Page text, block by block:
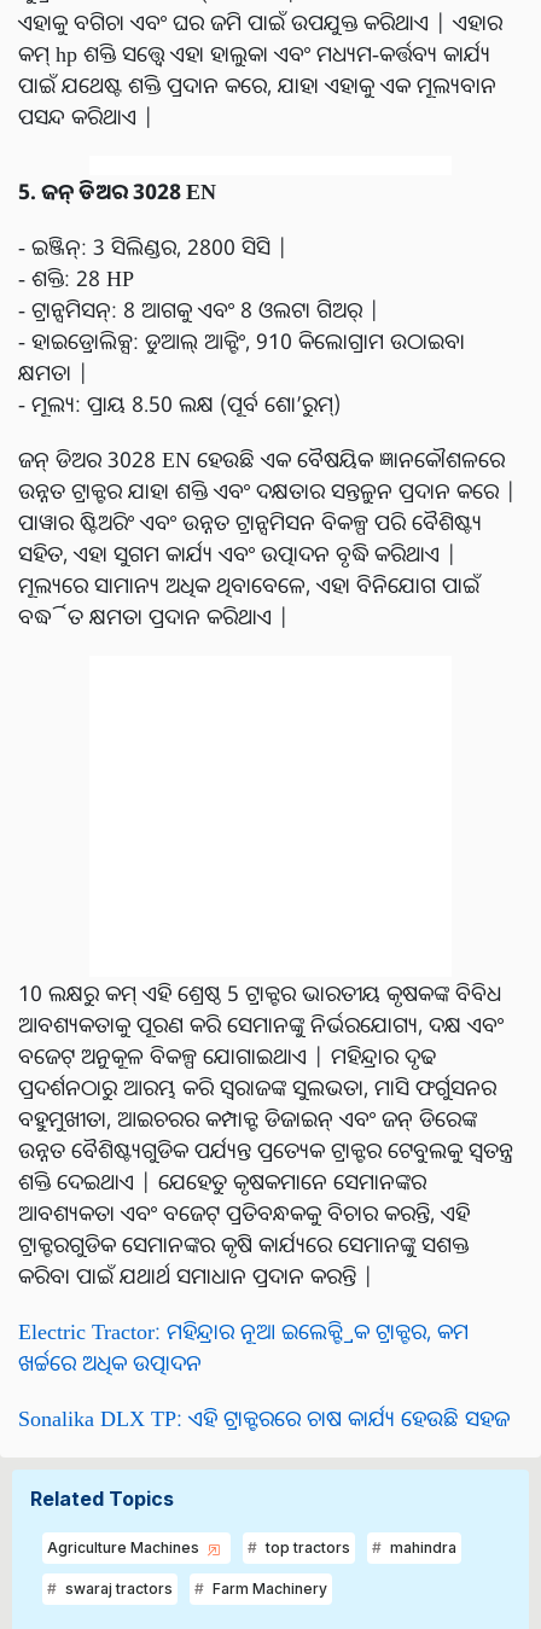
ଏହାକୁ ବଗିଚା ଏବଂ ଘର ଜମି ପାଇଁ ଉପଯୁକ୍ତ କରିଥାଏ | ଏହାର
କମ୍ hp ଶକ୍ତି ସତ୍ତ୍ୱେ ଏହା ହାଲୁକା ଏବଂ ମଧ୍ୟମ-କର୍ତ୍ତବ୍ୟ କାର୍ଯ୍ୟ
ପାଇଁ ଯଥେଷ୍ଟ ଶକ୍ତି ପ୍ରଦାନ କରେ, ଯାହା ଏହାକୁ ଏକ ମୂଲ୍ୟବାନ
ପସନ୍ଦ କରିଥାଏ |
5. ଜନ୍ ଡିଅର 3028 EN
- ଇଞ୍ଜିନ୍: 3 ସିଲିଣ୍ଡର, 2800 ସିସି |
- ଶକ୍ତି: 28 HP
- ଟ୍ରାନ୍ସମିସନ୍: 8 ଆଗକୁ ଏବଂ 8 ଓଲଟା ଗିଅର୍ |
- ହାଇଡ୍ରୋଲିକ୍ସ: ଡୁଆଲ୍ ଆକ୍ଟିଂ, 910 କିଲୋଗ୍ରାମ ଉଠାଇବା
କ୍ଷମତା |
- ମୂଲ୍ୟ: ପ୍ରାୟ 8.50 ଲକ୍ଷ (ପୂର୍ବ ଶୋ’ରୁମ୍)
ଜନ୍ ଡିଅର 3028 EN ହେଉଛି ଏକ ବୈଷୟିକ ଜ୍ଞାନକୌଶଳରେ
ଉନ୍ନତ ଟ୍ରାକ୍ଟର ଯାହା ଶକ୍ତି ଏବଂ ଦକ୍ଷତାର ସନ୍ତୁଳନ ପ୍ରଦାନ କରେ |
ପାୱାର ଷ୍ଟିଅରିଂ ଏବଂ ଉନ୍ନତ ଟ୍ରାନ୍ସମିସନ ବିକଳ୍ପ ପରି ବୈଶିଷ୍ଟ୍ୟ
ସହିତ, ଏହା ସୁଗମ କାର୍ଯ୍ୟ ଏବଂ ଉତ୍ପାଦନ ବୃଦ୍ଧି କରିଥାଏ |
ମୂଲ୍ୟରେ ସାମାନ୍ୟ ଅଧିକ ଥିବାବେଳେ, ଏହା ବିନିଯୋଗ ପାଇଁ
ବର୍ଦ୍ଧିତ କ୍ଷମତା ପ୍ରଦାନ କରିଥାଏ |
10 ଲକ୍ଷରୁ କମ୍ ଏହି ଶ୍ରେଷ୍ଠ 5 ଟ୍ରାକ୍ଟର ଭାରତୀୟ କୃଷକଙ୍କ ବିବିଧ
ଆବଶ୍ୟକତାକୁ ପୂରଣ କରି ସେମାନଙ୍କୁ ନିର୍ଭରଯୋଗ୍ୟ, ଦକ୍ଷ ଏବଂ
ବଜେଟ୍ ଅନୁକୂଳ ବିକଳ୍ପ ଯୋଗାଇଥାଏ | ମହିନ୍ଦ୍ରାର ଦୃଢ
ପ୍ରଦର୍ଶନଠାରୁ ଆରମ୍ଭ କରି ସ୍ୱରାଜଙ୍କ ସୁଲଭତା, ମାସି ଫର୍ଗୁସନର
ବହୁମୁଖୀତା, ଆଇଚରର କମ୍ପାକ୍ଟ ଡିଜାଇନ୍ ଏବଂ ଜନ୍ ଡିରେଙ୍କ
ଉନ୍ନତ ବୈଶିଷ୍ଟ୍ୟଗୁଡିକ ପର୍ଯ୍ୟନ୍ତ ପ୍ରତ୍ୟେକ ଟ୍ରାକ୍ଟର ଟେବୁଲକୁ ସ୍ୱତନ୍ତ୍ର
ଶକ୍ତି ଦେଇଥାଏ | ଯେହେତୁ କୃଷକମାନେ ସେମାନଙ୍କର
ଆବଶ୍ୟକତା ଏବଂ ବଜେଟ୍ ପ୍ରତିବନ୍ଧକକୁ ବିଚାର କରନ୍ତି, ଏହି
ଟ୍ରାକ୍ଟରଗୁଡିକ ସେମାନଙ୍କର କୃଷି କାର୍ଯ୍ୟରେ ସେମାନଙ୍କୁ ସଶକ୍ତ
କରିବା ପାଇଁ ଯଥାର୍ଥ ସମାଧାନ ପ୍ରଦାନ କରନ୍ତି |
Electric Tractor: ମହିନ୍ଦ୍ରାର ନୂଆ ଇଲେକ୍ଟ୍ରିକ ଟ୍ରାକ୍ଟର, କମ
ଖର୍ଚ୍ଚରେ ଅଧିକ ଉତ୍ପାଦନ
Sonalika DLX TP: ଏହି ଟ୍ରାକ୍ଟରରେ ଚାଷ କାର୍ଯ୍ୟ ହେଉଛି ସହଜ
Related Topics
Agriculture Machines top tractors mahindra
swaraj tractors Farm Machinery